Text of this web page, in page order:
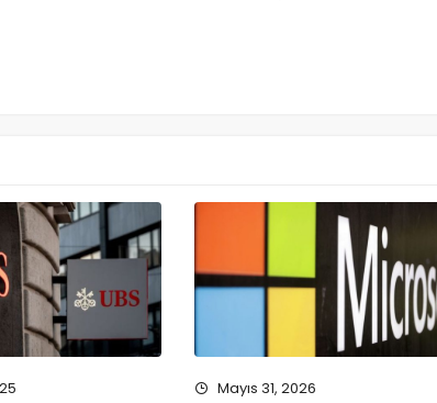
Mayıs 31, 2026